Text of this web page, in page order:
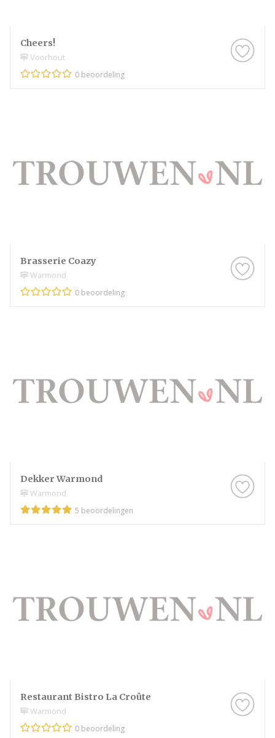
Cheers!
Voorhout
0 beoordeling
Brasserie Coazy
Warmond
0 beoordeling
Dekker Warmond
Warmond
5 beoordelingen
Restaurant Bistro La Croûte
Warmond
0 beoordeling